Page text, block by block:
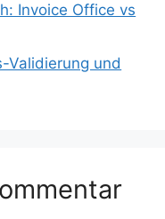
Invoice Office vs
Validierung und